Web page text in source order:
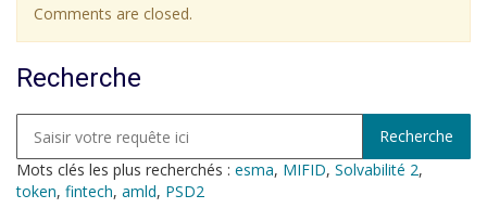
Comments are closed.
Recherche
Mots clés les plus recherchés : esma, MIFID, Solvabilité 2,
token, fintech, amld, PSD2